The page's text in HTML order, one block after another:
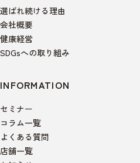
選ばれ続ける理由
会社概要
健康経営
SDGsへの取り組み
INFORMATION
セミナー
コラム一覧
よくある質問
店舗一覧